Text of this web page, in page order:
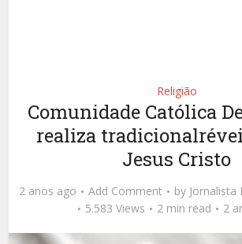
Religião
Comunidade Católica
realiza
Jesus Cristo
2 anos ago Add Comment by
5.583 Views
2 min read 2